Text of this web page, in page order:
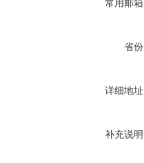
常用邮
省
详细地
补充说